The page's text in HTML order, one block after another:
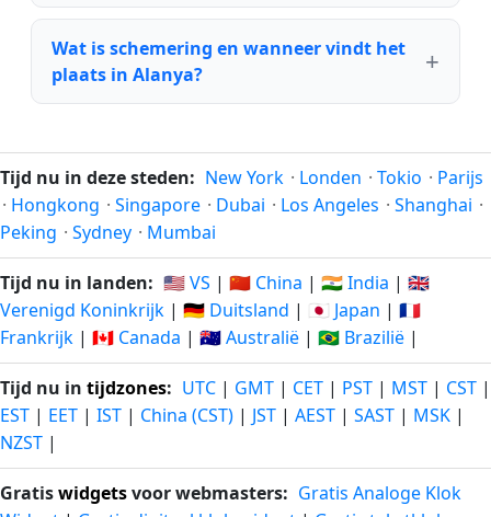
Wat is schemering en wanneer vindt het
plaats in Alanya?
Tijd nu in deze steden: New York · Londen · Tokio · Parijs
· Hongkong · Singapore · Dubai · Los Angeles · Shanghai ·
Peking · Sydney · Mumbai
Tijd nu in landen: 🇺🇸 VS | 🇨🇳 China | 🇮🇳 India | 🇬🇧
Verenigd Koninkrijk | 🇩🇪 Duitsland | 🇯🇵 Japan | 🇫🇷
Frankrijk | 🇨🇦 Canada | 🇦🇺 Australië | 🇧🇷 Brazilië |
Tijd nu in tijdzones: UTC | GMT | CET | PST | MST | CST |
EST | EET | IST | China (CST) | JST | AEST | SAST | MSK |
NZST |
Gratiswidgetsvoor webmasters: Gratis Analoge Klok